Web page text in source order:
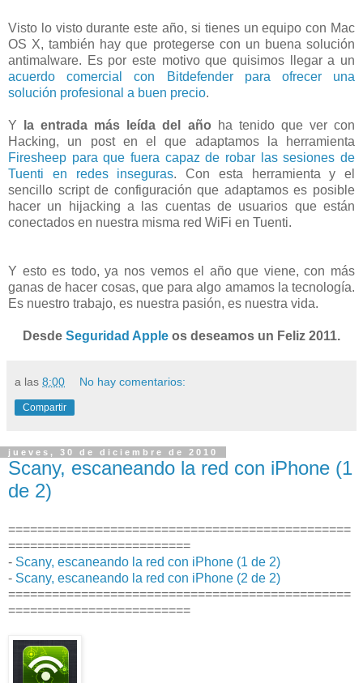
Visto lo visto durante este año, si tienes un equipo con Mac
OS X, también hay que protegerse con un buena solución
antimalware. Es por este motivo que quisimos llegar a un
acuerdo comercial con Bitdefender para ofrecer una
solución profesional a buen precio.
Y la entrada más leída del año ha tenido que ver con
Hacking, un post en el que adaptamos la herramienta
Firesheep para que fuera capaz de robar las sesiones de
Tuenti en redes inseguras. Con esta herramienta y el
sencillo script de configuración que adaptamos es posible
hacer un hijacking a las cuentas de usuarios que están
conectados en nuestra misma red WiFi en Tuenti.
Y esto es todo, ya nos vemos el año que viene, con más
ganas de hacer cosas, que para algo amamos la tecnología.
Es nuestro trabajo, es nuestra pasión, es nuestra vida.
Desde Seguridad Apple os deseamos un Feliz 2011.
a las 8:00 No hay comentarios:
Compartir
jueves, 30 de diciembre de 2010
Scany, escaneando la red con iPhone (1
de 2)
===============================================
=========================
- Scany, escaneando la red con iPhone (1 de 2)
- Scany, escaneando la red con iPhone (2 de 2)
===============================================
=========================